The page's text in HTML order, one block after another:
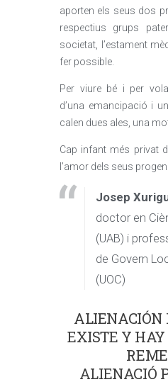
aporten els seus dos
respectius grups
societat, l’estament
fer possible.
Per viure bé i per
d’una emancipació i
calen dues ales, una
Cap infant més privat
l’amor dels seus
Josep
doctor en
(UAB) i
de Govern
(UOC)
ALIENACIÓN
EXISTE Y HAY
ALIENACIÓ